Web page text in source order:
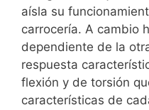
aísla su
carrocería. A cambio
dependiente de la
respuesta
flexión y de torsión
características de